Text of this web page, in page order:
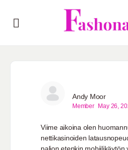
Andy Moor
Member May 26,
Viime aikoina olen
nettikasinoiden